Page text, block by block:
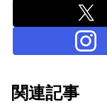
関連記事